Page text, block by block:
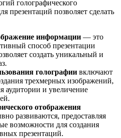
голографического
презентаций позволяет сделать
информации — это
способ презентации
создать уникальный и
голографии включают
трехмерных изображений,
аудитории и увеличение
отображения
развиваются, предоставляя
возможности для создания
презентаций.